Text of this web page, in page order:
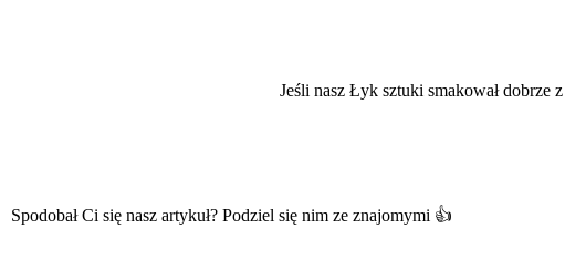
Jeśli nasz Łyk sztuki smakował dobrze
Spodobał Ci się nasz artykuł? Podziel się nim ze znajomymi 👍